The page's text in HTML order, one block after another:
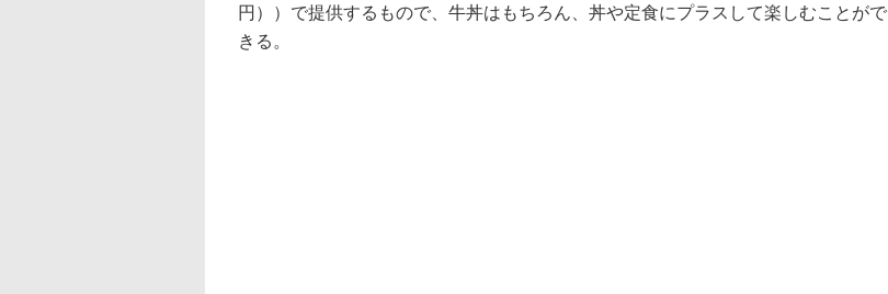
円））で提供するもので、牛丼はもちろん、丼や定食にプラスして楽しむことがで
きる。